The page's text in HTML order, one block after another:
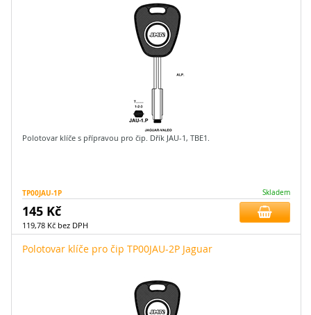
Polotovar klíče s přípravou pro čip. Dřík JAU-1, TBE1.
TP00JAU-1P Skladem
145 Kč
119,78 Kč bez DPH
Polotovar klíče pro čip TP00JAU-2P Jaguar